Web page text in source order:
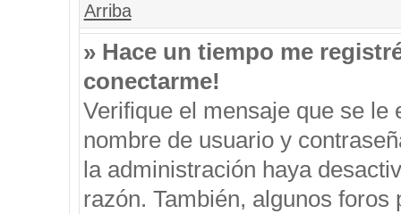
Arriba
» Hace un tiempo me
conectarme!
Verifique el mensaje que se
nombre de usuario y
la administración haya
razón. También, algunos